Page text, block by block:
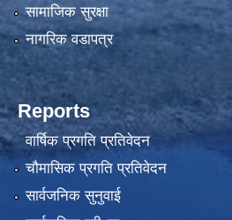
सामाजिक सुरक्षा
नागरिक वडापत्र
Reports
वार्षिक प्रगति प्रतिवेदन
चौमासिक प्रगति प्रतिवेदन
सार्वजनिक सुनुवाई